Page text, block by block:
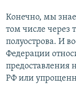
Конечно, мы
том числе через
полуострова. И
Федерации
РФ или